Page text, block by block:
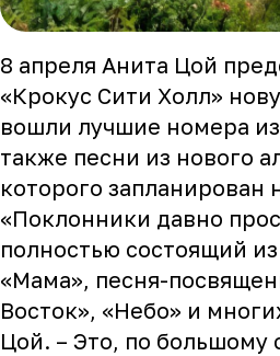
8 апреля Анита Цой
«Крокус Сити Холл»
вошли лучшие номера
также песни из нового
которого запланирован
«Поклонники давно
полностью состоящий
«Мама», песня-
Восток», «Небо» и
Цой. – Это, по большому